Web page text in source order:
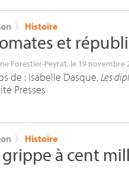
〉 Histoire
et
Forestier-Peyrat, le 19 novembre
de : Isabelle Dasque,Les
Presses
〉 Histoire
grippe à cent